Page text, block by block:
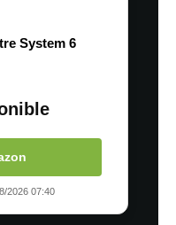
System 6
2026 07:40